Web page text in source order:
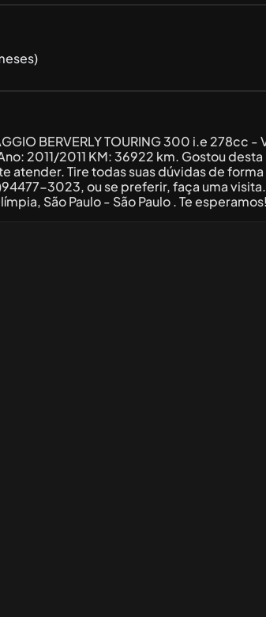
BERVERLY TOURING 300 i.e 278cc
2011/2011 KM: 36922 km. Gostou
atender. Tire todas suas dúvidas de
3023, ou se preferir, faça uma
São Paulo - São Paulo . Te